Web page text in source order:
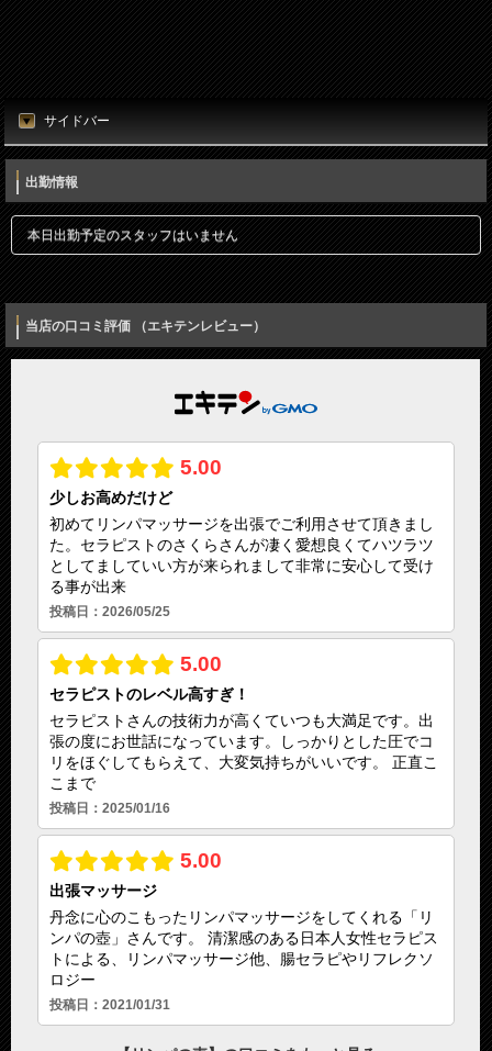
私は、ロボットではありません
予約・受付
18：00～04：00
定休日
年中無休
サイドバー
出勤情報
本日出勤予定のスタッフはいません
当店の口コミ評価 （エキテンレビュー）